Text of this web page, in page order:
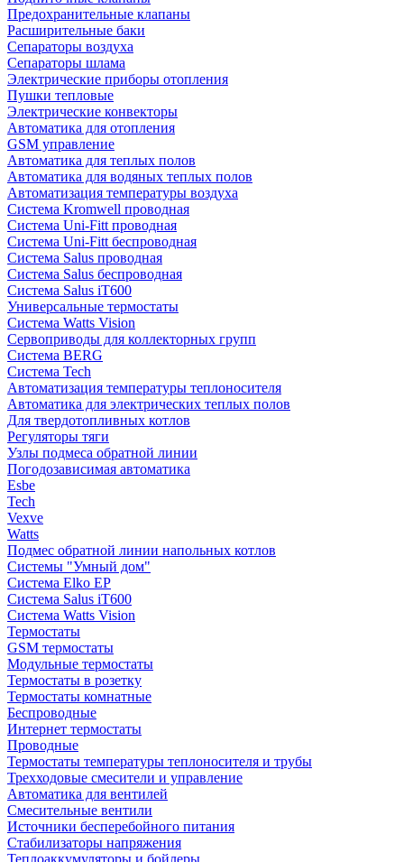
Предохранительные клапаны
Расширительные баки
Сепараторы воздуха
Сепараторы шлама
Электрические приборы отопления
Пушки тепловые
Электрические конвекторы
Автоматика для отопления
GSM управление
Автоматика для теплых полов
Автоматика для водяных теплых полов
Автоматизация температуры воздуха
Система Kromwell проводная
Система Uni-Fitt проводная
Система Uni-Fitt беспроводная
Система Salus проводная
Система Salus беспроводная
Система Salus iT600
Универсальные термостаты
Система Watts Vision
Сервоприводы для коллекторных групп
Система BERG
Система Tech
Автоматизация температуры теплоносителя
Автоматика для электрических теплых полов
Для твердотопливных котлов
Регуляторы тяги
Узлы подмеса обратной линии
Погодозависимая автоматика
Esbe
Tech
Vexve
Watts
Подмес обратной линии напольных котлов
Системы "Умный дом"
Система Elko EP
Система Salus iT600
Система Watts Vision
Термостаты
GSM термостаты
Модульные термостаты
Термостаты в розетку
Термостаты комнатные
Беспроводные
Интернет термостаты
Проводные
Термостаты температуры теплоносителя и трубы
Трехходовые смесители и управление
Автоматика для вентилей
Смесительные вентили
Источники бесперебойного питания
Стабилизаторы напряжения
Теплоаккумуляторы и бойлеры